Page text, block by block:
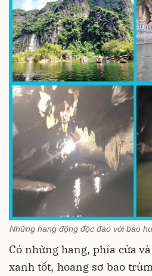
Những hang động độc đáo với bao
Có những hang, phía cửa
xanh tốt, hoang sơ bao